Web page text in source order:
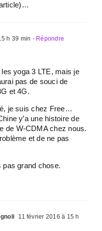
h 39 min - Répondre
yoga 3 LTE, mais je
pas de souci de
et 4G.
je suis chez Free…
y’a une histoire de
de W-CDMA chez nous.
et de ne pas
pas grand chose.
11 février 2016 à 15 h